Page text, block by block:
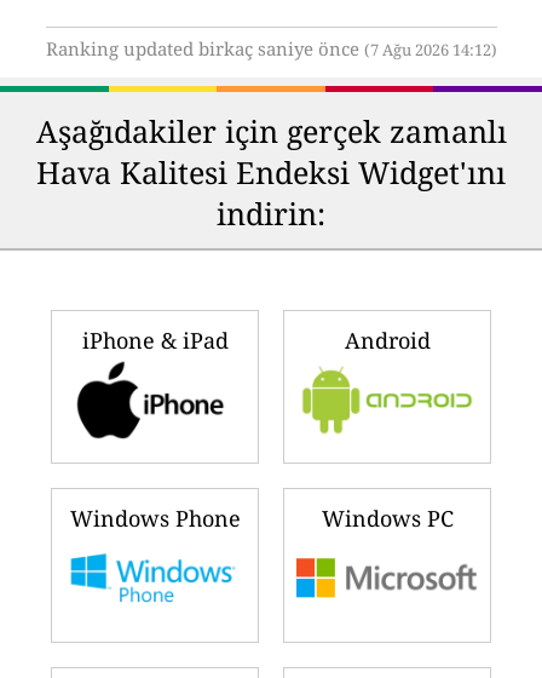
Ranking updated birkaç saniye önce (7 Ağu 2026 14:12)
Aşağıdakiler için gerçek zamanlı
Hava Kalitesi Endeksi Widget'ını
indirin:
iPhone & iPad Android
Windows Phone Windows PC